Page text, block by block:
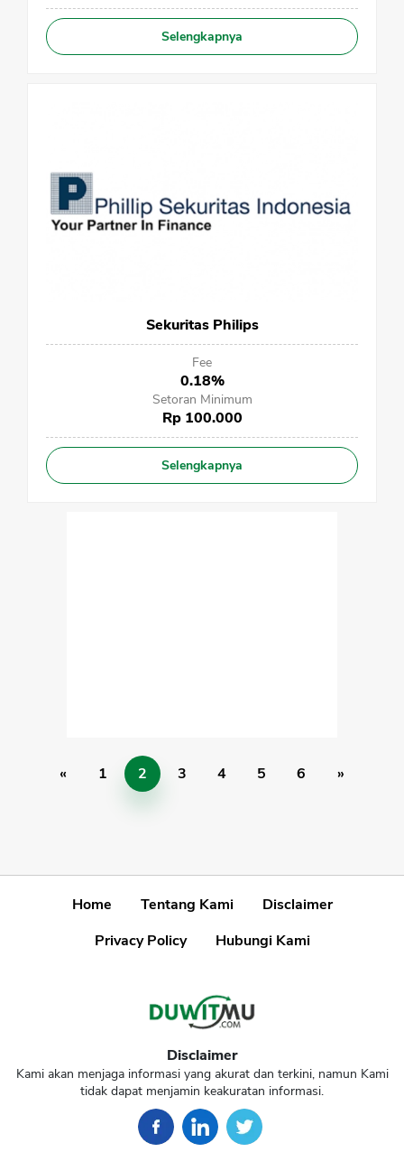
Selengkapnya
Sekuritas Philips
Fee
0.18%
Setoran Minimum
Rp 100.000
Selengkapnya
« 1 2 3 4 5 6 »
Home Tentang Kami
Disclaimer
Privacy Policy
Hubungi Kami
Disclaimer
Kami akan menjaga informasi yang akurat dan terkini, namun Kami
tidak dapat menjamin keakuratan informasi.